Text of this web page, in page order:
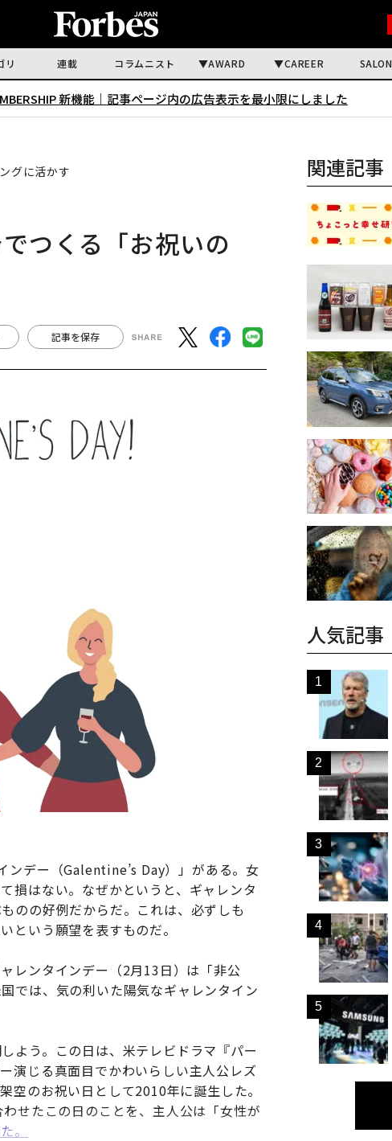
リ 連載 コラムニスト AWARD CAREER SALON
新機能｜ 記事ページ内の広告表示を最小限にしました
グに活かす
つくる「お祝いの
記事を保存
デー（Galentine’s Day）」がある。女
損はない。なぜかというと、ギャレンタ
のの好例だからだ。これは、必ずしも
という願望を表すものだ。
レンタインデー（2月13日）は「非公
では、気の利いた陽気なギャレンタイン
よう。この日は、米テレビドラマ『パー
演じる真面目でかわいらしい主人公レズ
空のお祝い日として2010年に誕生した。
せたこの日のことを、主人公は「女性が
。
関連記事
人気記事